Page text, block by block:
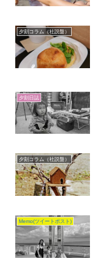
夕刻コラム（社説盤）
夕刻日誌
夕刻コラム（社説盤）
Memo(ツイートポスト)